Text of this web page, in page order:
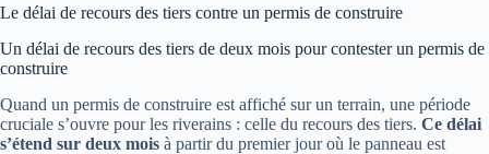
Le délai de recours des tiers contre un permis de construire
Un délai de recours des tiers de deux mois pour contester un permis de
construire
Quand un permis de construire est affiché sur un terrain, une période
cruciale s’ouvre pour les riverains : celle du recours des tiers. Ce délai
s’étend sur deux mois à partir du premier jour où le panneau est